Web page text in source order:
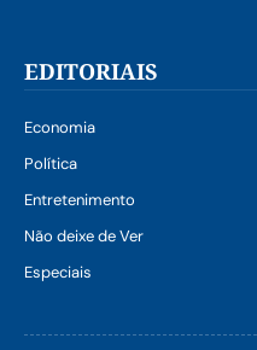
EDITORIAIS
Economia
Política
Entretenimento
Não deixe de Ver
Especiais